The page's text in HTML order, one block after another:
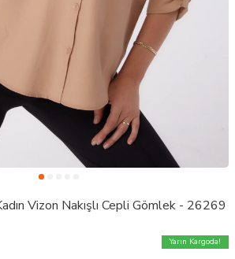
Vizon Nakışlı Cepli Gömlek - 26269
Yarın Kargoda!